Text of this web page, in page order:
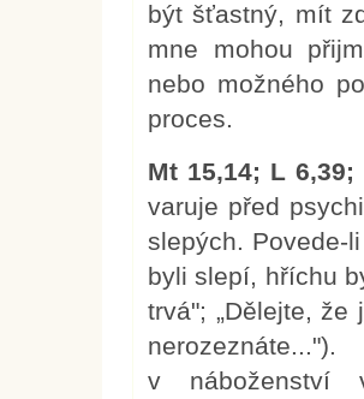
být šťastný, mít
mne mohou
nebo možného
proces.
Mt 15,14; L
varuje před
slepých. Povede-
byli slepí, hříchu
trvá"; „Dělejte,
v náboženství